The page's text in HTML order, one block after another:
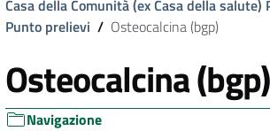
Casa della Comunità (ex Casa della salute)
Punto prelievi / Osteocalcina (bgp)
Osteocalcina (bgp)
Navigazione